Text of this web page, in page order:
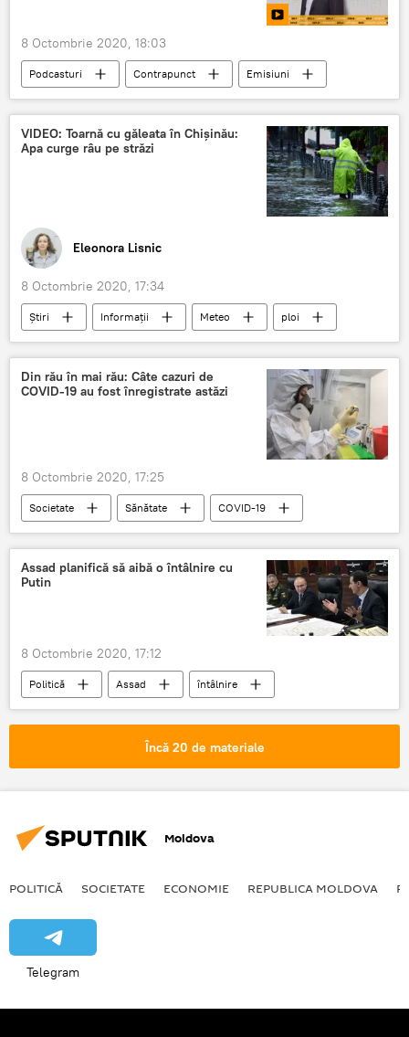
8 Octombrie 2020, 18:03
Podcasturi Contrapunct Emisiuni
VIDEO: Toarnă cu găleata în Chișinău:
Apa curge râu pe străzi
Eleonora Lisnic
8 Octombrie 2020, 17:34
Știri Informații Meteo
ploi
Chisinau
ALERT
Din rău în mai rău: Câte cazuri de
COVID-19 au fost înregistrate astăzi
8 Octombrie 2020, 17:25
Societate Sănătate
COVID-19
coronavirus
decese
Assad planifică să aibă o întâlnire cu
Putin
8 Octombrie 2020, 17:12
Politică Assad
întâlnire
Putin
Încă 20 de materiale
Moldova
POLITICĂ SOCIETATE ECONOMIE REPUBLICA MOLDOVA
Telegram